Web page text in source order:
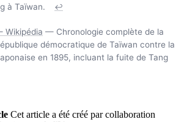
à Taïwan.
↩
Wikipédia — Chronologie complète de la
démocratique de Taïwan contre la
en 1895, incluant la fuite de Tang
Cet article a été créé par collaboration